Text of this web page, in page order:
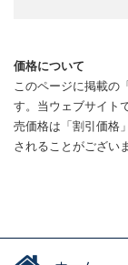
価格について
このページに掲載の
す。当ウェブサイト
売価格は「割引価格
されることがござい